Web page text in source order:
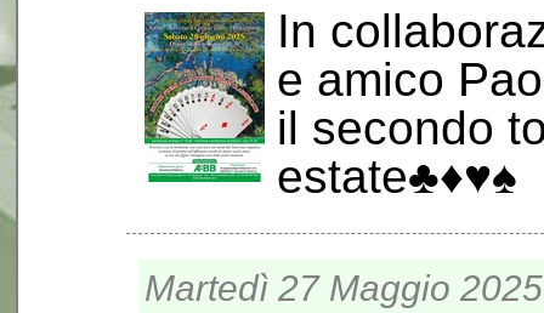
In
e amico
il secondo
estate♣️♦️♥️♠️
Martedì 27 Maggio